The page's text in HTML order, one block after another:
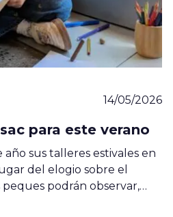
14/05/2026
para este verano
año sus talleres estivales en
del elogio sobre el
peques podrán observar,…